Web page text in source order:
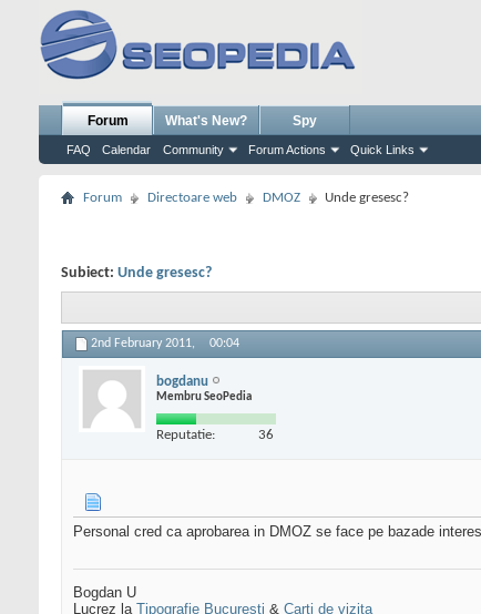
Forum
FAQ Calendar Community Forum Actions Quick Links
What's New? Spy
Forum Directoare web DMOZ Unde gresesc?
Subiect: Unde gresesc?
2nd February 2011, 00:04
bogdanu
Membru SeoPedia
Reputatie: 36
Personal cred ca aprobarea in DMOZ se face pe bazade
Bogdan U
Lucrez la Tipografie Bucuresti & Carti de vizita